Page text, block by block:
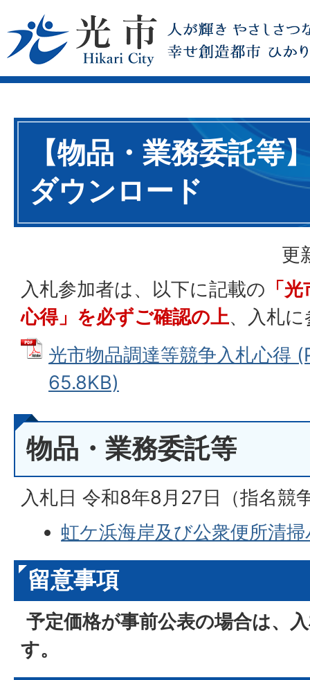
【物品・業務委託等
ダウンロード
更
入札参加者は、以下に記載の 「
心得」を必ずご確認の上、入札
光市物品調達等競争入札心得
65.8KB)
物品・業務委託等
入札日 令和8年8月27日（指名競
虹ケ浜海岸及び公衆便所清
留意事項
予定価格が事前公表の場合は、
す。